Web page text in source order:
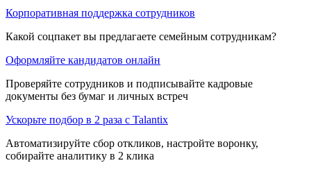
Корпоративная поддержка сотрудников
Какой соцпакет вы предлагаете семейным сотрудникам?
Оформляйте кандидатов онлайн
Проверяйте сотрудников и подписывайте кадровые
документы без бумаг и личных встреч
Ускорьте подбор в 2 раза с Talantix
Автоматизируйте сбор откликов, настройте воронку,
собирайте аналитику в 2 клика